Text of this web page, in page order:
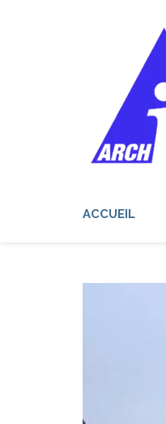
ACCUEIL